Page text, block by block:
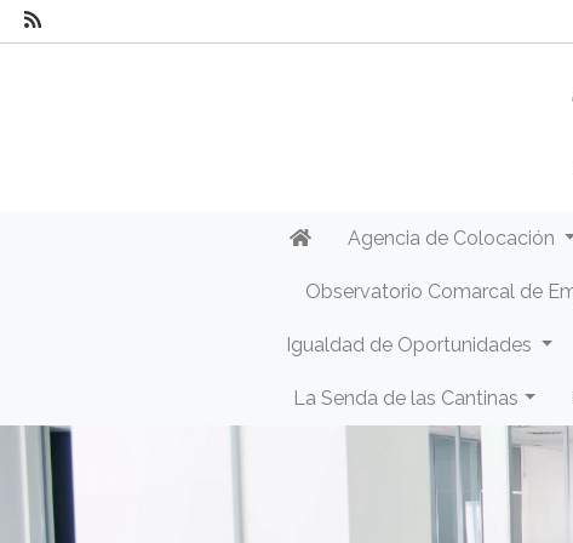
Agencia de Colocación
Observatorio Comarcal de
Igualdad de Oportunidades
La Senda de las Cantinas